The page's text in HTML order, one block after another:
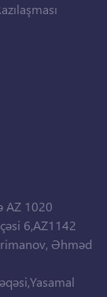
AZ 1020
6,AZ1142
Əhməd